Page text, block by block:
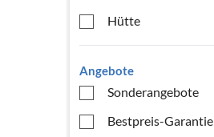
Hütte
Angebote
Sonderangebote
Bestpreis-Garantie